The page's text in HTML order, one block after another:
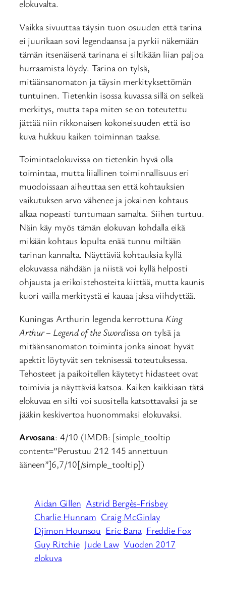
elokuvalta.
Vaikka sivuuttaa täysin tuon osuuden että tarina
ei juurikaan sovi legendaansa ja pyrkii näkemään
tämän itsenäisenä tarinana ei siltikään liian paljoa
hurraamista löydy. Tarina on tylsä,
mitäänsanomaton ja täysin merkityksettömän
tuntuinen. Tietenkin isossa kuvassa sillä on selkeä
merkitys, mutta tapa miten se on toteutettu
jättää niin rikkonaisen kokoneisuuden että iso
kuva hukkuu kaiken toiminnan taakse.
Toimintaelokuvissa on tietenkin hyvä olla
toimintaa, mutta liiallinen toiminnallisuus eri
muodoissaan aiheuttaa sen että kohtauksien
vaikutuksen arvo vähenee ja jokainen kohtaus
alkaa nopeasti tuntumaan samalta. Siihen turtuu.
Näin käy myös tämän elokuvan kohdalla eikä
mikään kohtaus lopulta enää tunnu miltään
tarinan kannalta. Näyttäviä kohtauksia kyllä
elokuvassa nähdään ja niistä voi kyllä helposti
ohjausta ja erikoistehosteita kiittää, mutta kaunis
kuori vailla merkitystä ei kauaa jaksa viihdyttää.
Kuningas Arthurin legenda kerrottuna King
Arthur – Legend of the Swordissa on tylsä ja
mitäänsanomaton toiminta jonka ainoat hyvät
apektit löytyvät sen teknisessä toteutuksessa.
Tehosteet ja paikoitellen käytetyt hidasteet ovat
toimivia ja näyttäviä katsoa. Kaiken kaikkiaan tätä
elokuvaa en silti voi suositella katsottavaksi ja se
jääkin keskivertoa huonommaksi elokuvaksi.
Arvosana: 4/10 (IMDB: [simple_tooltip
content=”Perustuu 212 145 annettuun
ääneen”]6,7/10[/simple_tooltip])
Aidan Gillen Astrid Bergès-Frisbey
Charlie Hunnam Craig McGinlay
Djimon Hounsou Eric Bana Freddie Fox
Guy Ritchie Jude Law Vuoden 2017
elokuva